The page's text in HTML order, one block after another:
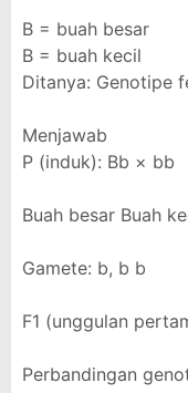
B = buah besar
B = buah kecil
Ditanya: Genotipe
Menjawab
P (induk): Bb × bb
Buah besar Buah
Gamete: b, b b
F1 (unggulan
Perbandingan